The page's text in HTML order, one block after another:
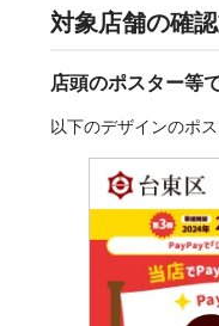
対象店舗の確
店頭のポスター等
以下のデザインのポ